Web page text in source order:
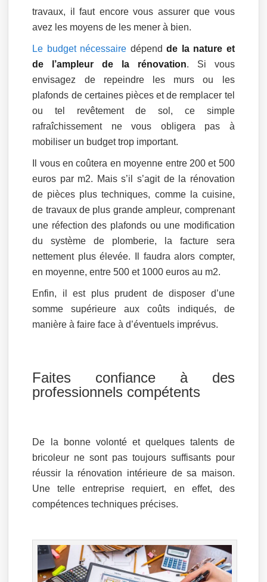
travaux, il faut encore vous assurer que vous
avez les moyens de les mener à bien.
Le budget nécessaire dépendde la nature et
de l’ampleur de la rénovation. Si vous
envisagez de repeindre les murs ou les
plafonds de certaines pièces et de remplacer tel
ou tel revêtement de sol, ce simple
rafraîchissement ne vous obligera pas à
mobiliser un budget trop important.
Il vous en coûtera en moyenne entre 200 et 500
euros par m2. Mais s’il s’agit de la rénovation
de pièces plus techniques, comme la cuisine,
de travaux de plus grande ampleur, comprenant
une réfection des plafonds ou une modification
du système de plomberie, la facture sera
nettement plus élevée. Il faudra alors compter,
en moyenne, entre 500 et 1000 euros au m2.
Enfin, il est plus prudent de disposer d’une
somme supérieure aux coûts indiqués, de
manière à faire face à d’éventuels imprévus.
Faites confiance à des
professionnels compétents
De la bonne volonté et quelques talents de
bricoleur ne sont pas toujours suffisants pour
réussir la rénovation intérieure de sa maison.
Une telle entreprise requiert, en effet, des
compétences techniques précises.